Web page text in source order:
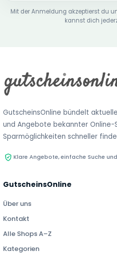
Mit der Anmeldung akzeptierst du
kannst dich
GutscheinsOnline bündelt
und Angebote bekannter Online-
Sparmöglichkeiten schneller
Klare Angebote, einfache Suche
GutscheinsOnline
Über uns
Kontakt
Alle Shops A–Z
Kategorien